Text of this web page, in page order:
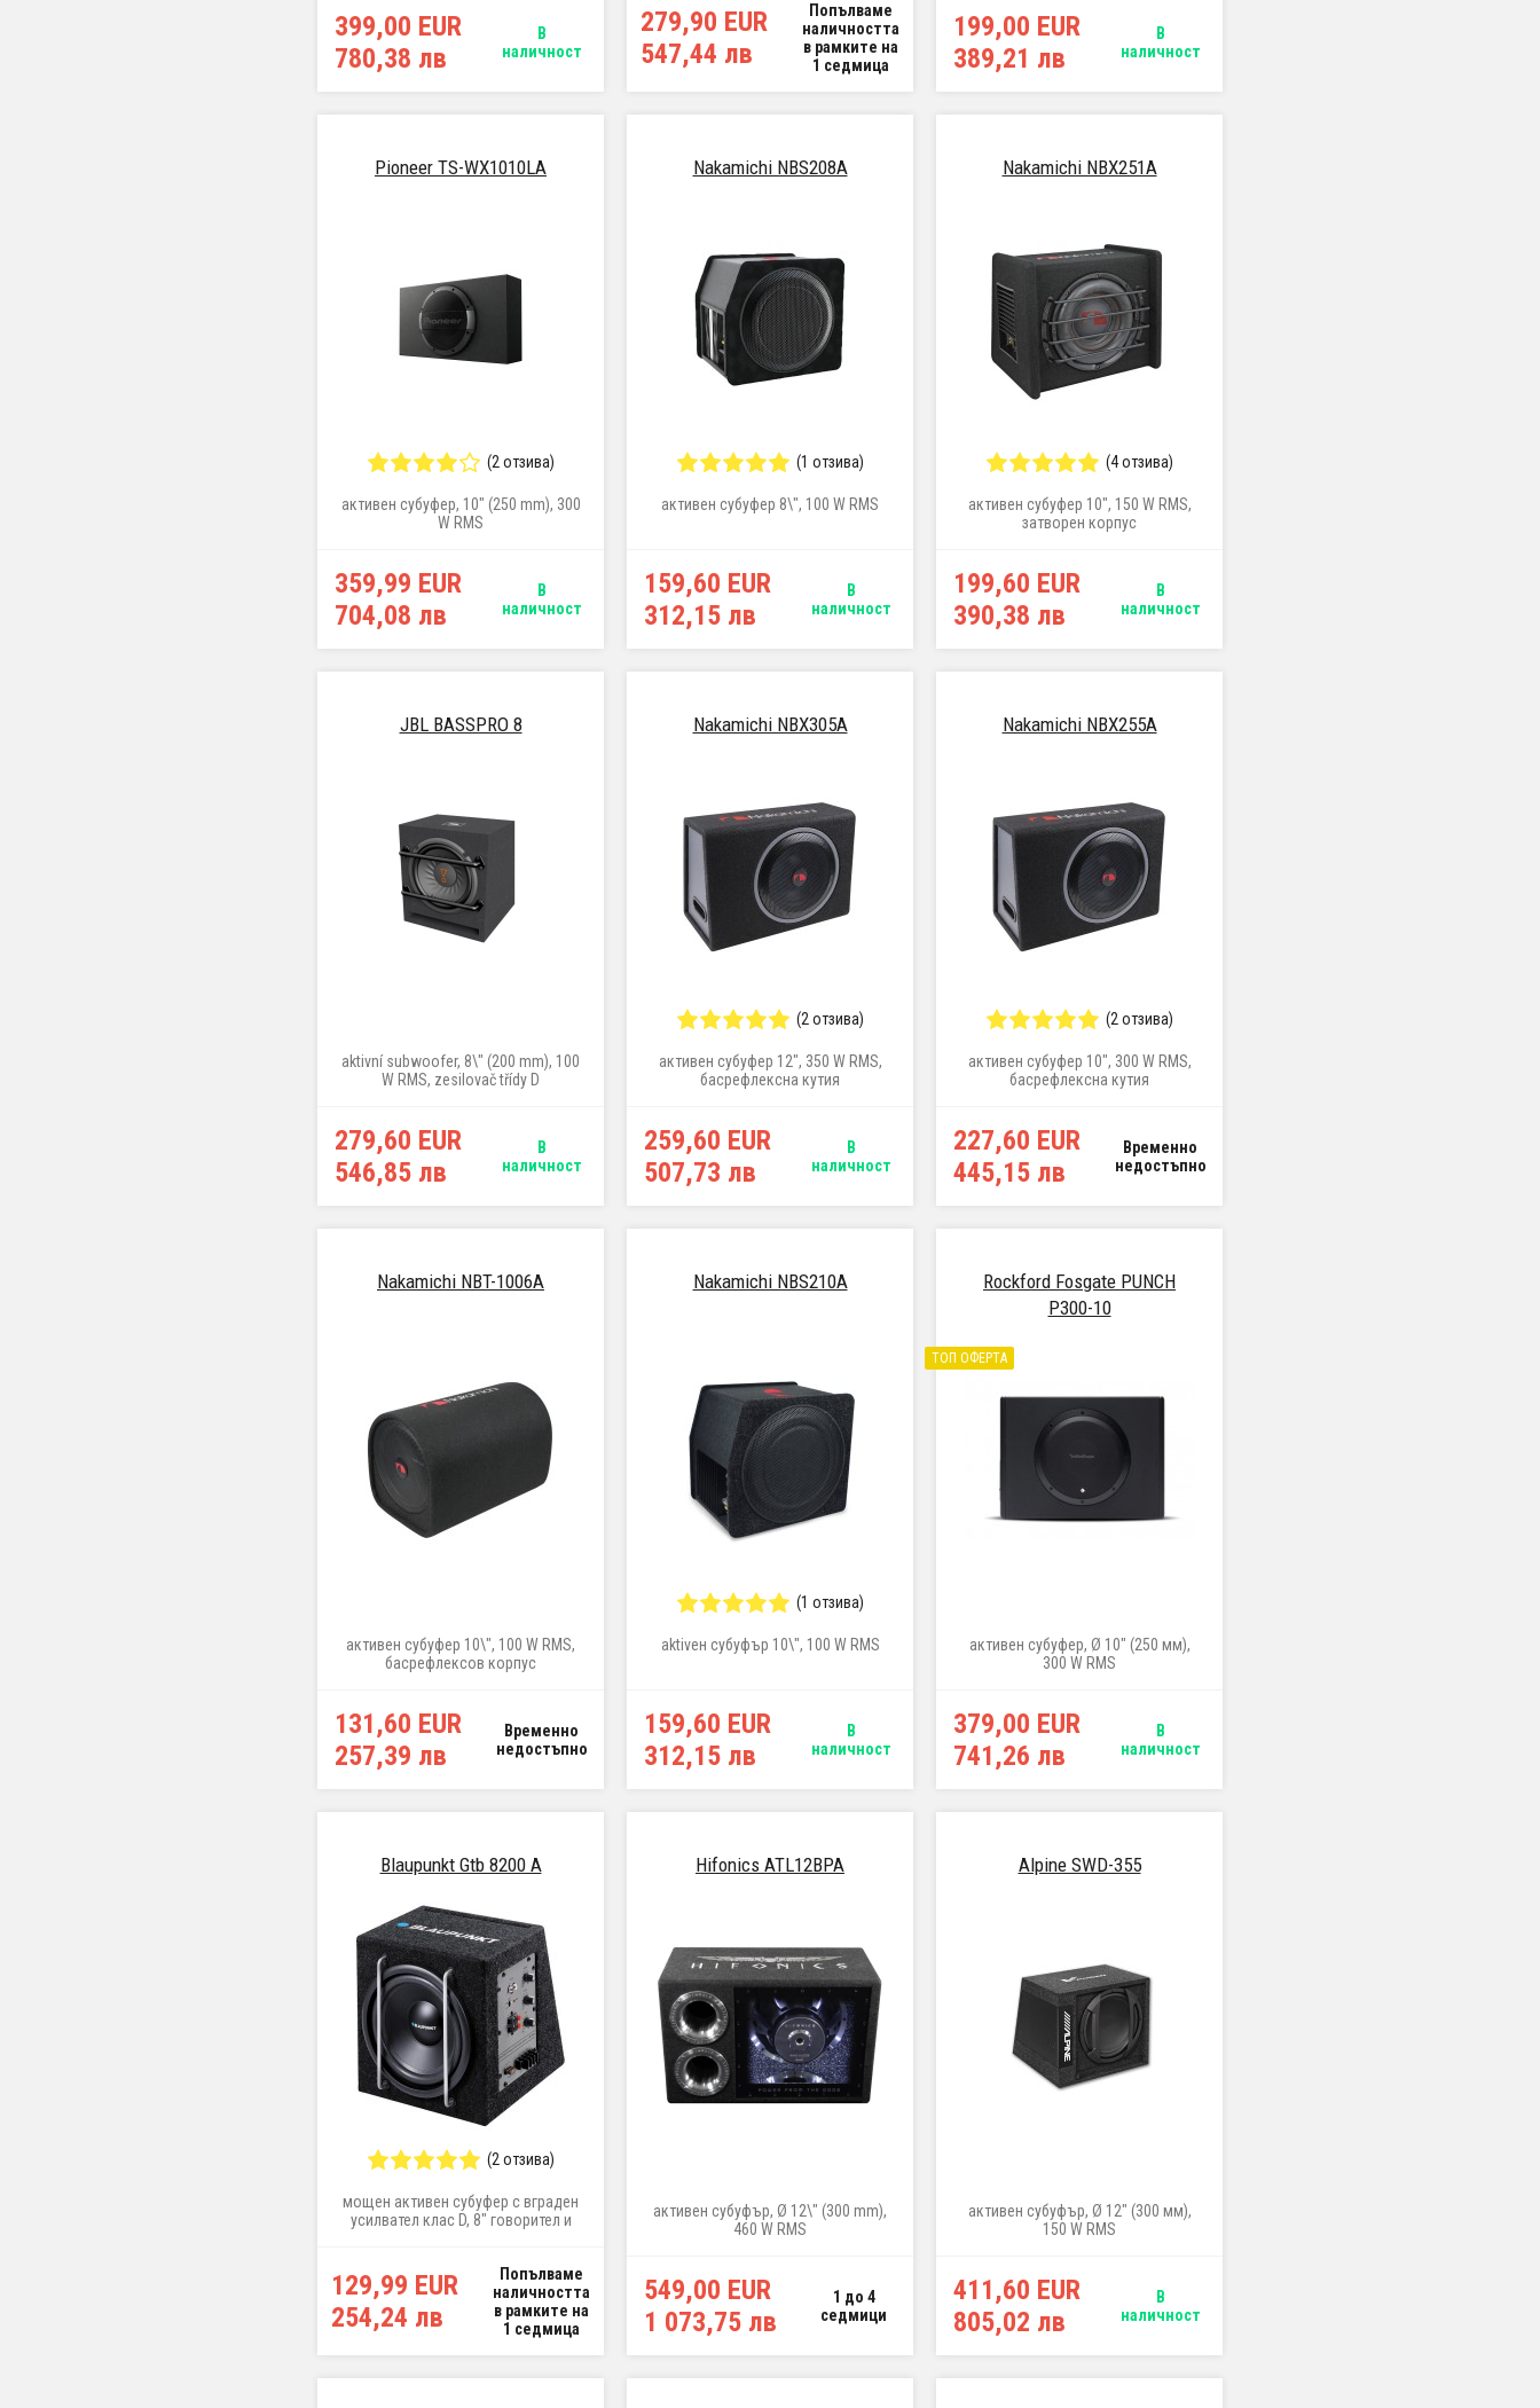
399,00 EUR
780,38 лв
В
наличност
279,90 EUR
547,44 лв
Попълваме
наличността
в рамките на
1 седмица
199,00 EUR
389,21 лв
В
наличност
Pioneer TS-WX1010LA
(2 отзива)
активен субуфер, 10" (250 mm), 300
W RMS
359,99 EUR
704,08 лв
В
наличност
Nakamichi NBS208A
(1 отзива)
активен субуфер 8\", 100 W RMS
159,60 EUR
312,15 лв
В
наличност
Nakamichi NBX251A
(4 отзива)
активен субуфер 10", 150 W RMS,
затворен корпус
199,60 EUR
390,38 лв
В
наличност
JBL BASSPRO 8
aktivní subwoofer, 8\" (200 mm), 100
W RMS, zesilovač třídy D
279,60 EUR
546,85 лв
В
наличност
Nakamichi NBX305A
(2 отзива)
активен субуфер 12", 350 W RMS,
басрефлексна кутия
259,60 EUR
507,73 лв
В
наличност
Nakamichi NBX255A
(2 отзива)
активен субуфер 10", 300 W RMS,
басрефлексна кутия
227,60 EUR
445,15 лв
Временно
недостъпно
Nakamichi NBT-1006A
активен субуфер 10\", 100 W RMS,
басрефлексов корпус
131,60 EUR
257,39 лв
Временно
недостъпно
Nakamichi NBS210A
(1 отзива)
aktivен субуфър 10\", 100 W RMS
159,60 EUR
312,15 лв
В
наличност
Rockford Fosgate PUNCH
P300-10
ТОП ОФЕРТА
активен субуфер, Ø 10" (250 мм),
300 W RMS
379,00 EUR
741,26 лв
В
наличност
Blaupunkt Gtb 8200 A
(2 отзива)
мощен активен субуфер с вграден
усилвател клас D, 8″ говорител и
129,99 EUR
254,24 лв
Попълваме
наличността
в рамките на
1 седмица
Hifonics ATL12BPA
активен субуфър, Ø 12\" (300 mm),
460 W RMS
549,00 EUR
1 073,75 лв
1 до 4
седмици
Alpine SWD-355
активен субуфър, Ø 12" (300 мм),
150 W RMS
411,60 EUR
805,02 лв
В
наличност